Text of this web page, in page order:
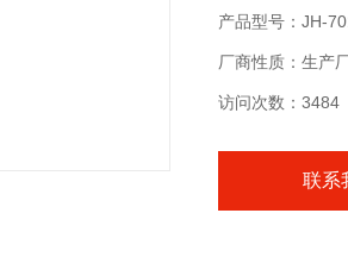
产品型号：JH-
厂商性质：生产
访问次数：3484
联系